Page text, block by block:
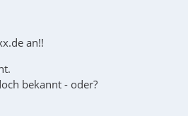
an!!
bekannt - oder?